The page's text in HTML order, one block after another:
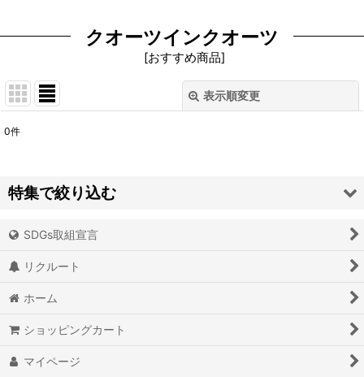
クオーツインクオーツ
[おすすめ商品]
表示順変更
並び順:
0件
特集で絞り込む
アイオライト
アイスクォーツ
アイリスクォーツ
SDGs取組宣言
リクルート
ホーム
ショッピングカート
マイページ